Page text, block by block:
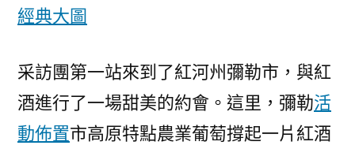
門
戶
網
經典大圖
采訪團第一站來到了紅河州彌勒市，與紅
酒進行了一場甜美的約會。這里，彌勒活
動佈置市高原特點農業葡萄撐起一片紅酒